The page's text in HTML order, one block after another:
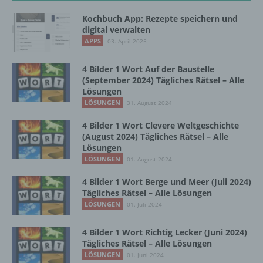
Kochbuch App: Rezepte speichern und
digital verwalten
APPS 03. April 2025
4 Bilder 1 Wort Auf der Baustelle
(September 2024) Tägliches Rätsel – Alle
Lösungen
LÖSUNGEN 31. August 2024
4 Bilder 1 Wort Clevere Weltgeschichte
(August 2024) Tägliches Rätsel – Alle
Lösungen
LÖSUNGEN 01. August 2024
4 Bilder 1 Wort Berge und Meer (Juli 2024)
Tägliches Rätsel – Alle Lösungen
LÖSUNGEN 01. Juli 2024
4 Bilder 1 Wort Richtig Lecker (Juni 2024)
Tägliches Rätsel – Alle Lösungen
LÖSUNGEN 01. Juni 2024
Einschränkung der Verarbeitung ist die
Markierung gespeicherter
personenbezogener Daten mit dem Ziel, ihre
künftige Verarbeitung einzuschränken.
e) Profiling
Profiling ist jede Art der automatisierten
Verarbeitung personenbezogener Daten, die
darin besteht, dass diese
personenbezogenen Daten verwendet
werden, um bestimmte persönliche Aspekte,
die sich auf eine natürliche Person beziehen,
zu bewerten, insbesondere, um Aspekte
bezüglich Arbeitsleistung, wirtschaftlicher
Interessen, Zuverlässigkeit, Verhalten,
Aufenthaltsort oder Ortswechsel dieser
natürlichen Person zu analysieren oder